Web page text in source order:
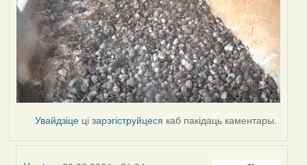
Увайдзіце цізарэгіструйцеся каб пакідаць каментары.